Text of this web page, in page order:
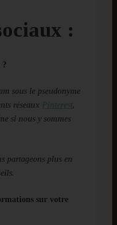
:
?
sous le pseudonyme
réseaux
,
si nous y sommes
partageons plus en
sur votre